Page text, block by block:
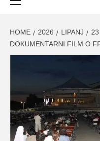
HOME 2026 LIPANJ 23
DOKUMENTARNI FILM O